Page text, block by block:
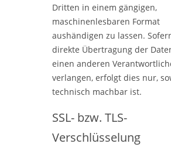
Dritten in einem gängigen,
maschinenlesbaren Format
aushändigen zu lassen.
direkte Übertragung der
einen anderen
verlangen, erfolgt dies nur,
technisch machbar ist.
SSL- bzw. TLS-
Verschlüsselung